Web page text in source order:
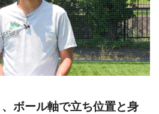
ボール軸で立ち位置と身